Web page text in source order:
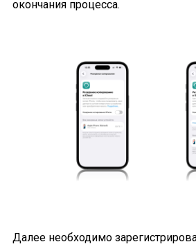
окончания процесса.
Далее необходимо